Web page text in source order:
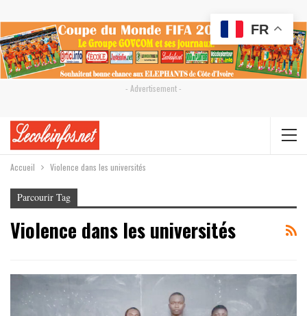
- Advertisement -
Accueil Violence dans les universités
Parcourir Tag
Violence dans les universités
FR